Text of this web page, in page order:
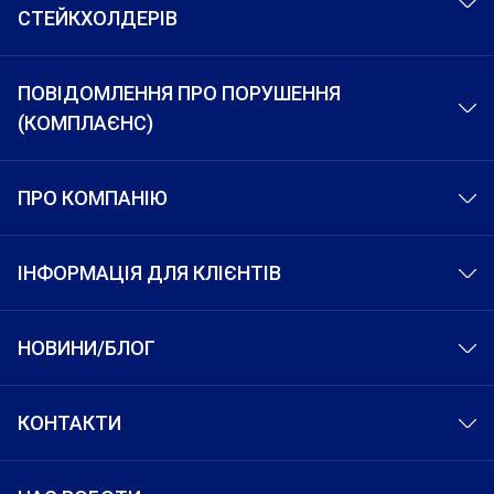
психоневрологічному спеціалізованих
диспансерах, центрах з профілактики та боротьби
- особи, які на час укладення Договору
страхування перебувають на стаціонарному
лікуванні (госпіталізована);
токсикоманію, цироз печінки, вірусні гепатити,
окрім гепатиту А;
- особи, які хворі на системну склеродермію,
- особи, які хворі на розсіяний склероз,
демінієлінізуючі захворювання.
- особи, які хворі на спадкові захворювання,
виїзного прикордонного контролю України, але не
сплачується не пізніше дати початку строку дії
Договору. В разі несплати Страхувальником
Дія даного Договору припиняється з моменту
дати зазначеної, як дата закінчення строку дії
цього Договору.
подорожей (“MultiTrip”/ “MULT”), Страховик несе
відповідальність у межах сумарної кількості днів
перебування Застрахованої особи за кордоном
відповідальність у межах тієї кількості днів, яка
СТЕЙКХОЛДЕРІВ
ПОВІДОМЛЕННЯ ПРО ПОРУШЕННЯ
(КОМПЛАЄНС)
ПРО КОМПАНІЮ
ІНФОРМАЦІЯ ДЛЯ КЛІЄНТІВ
НОВИНИ/БЛОГ
КОНТАКТИ